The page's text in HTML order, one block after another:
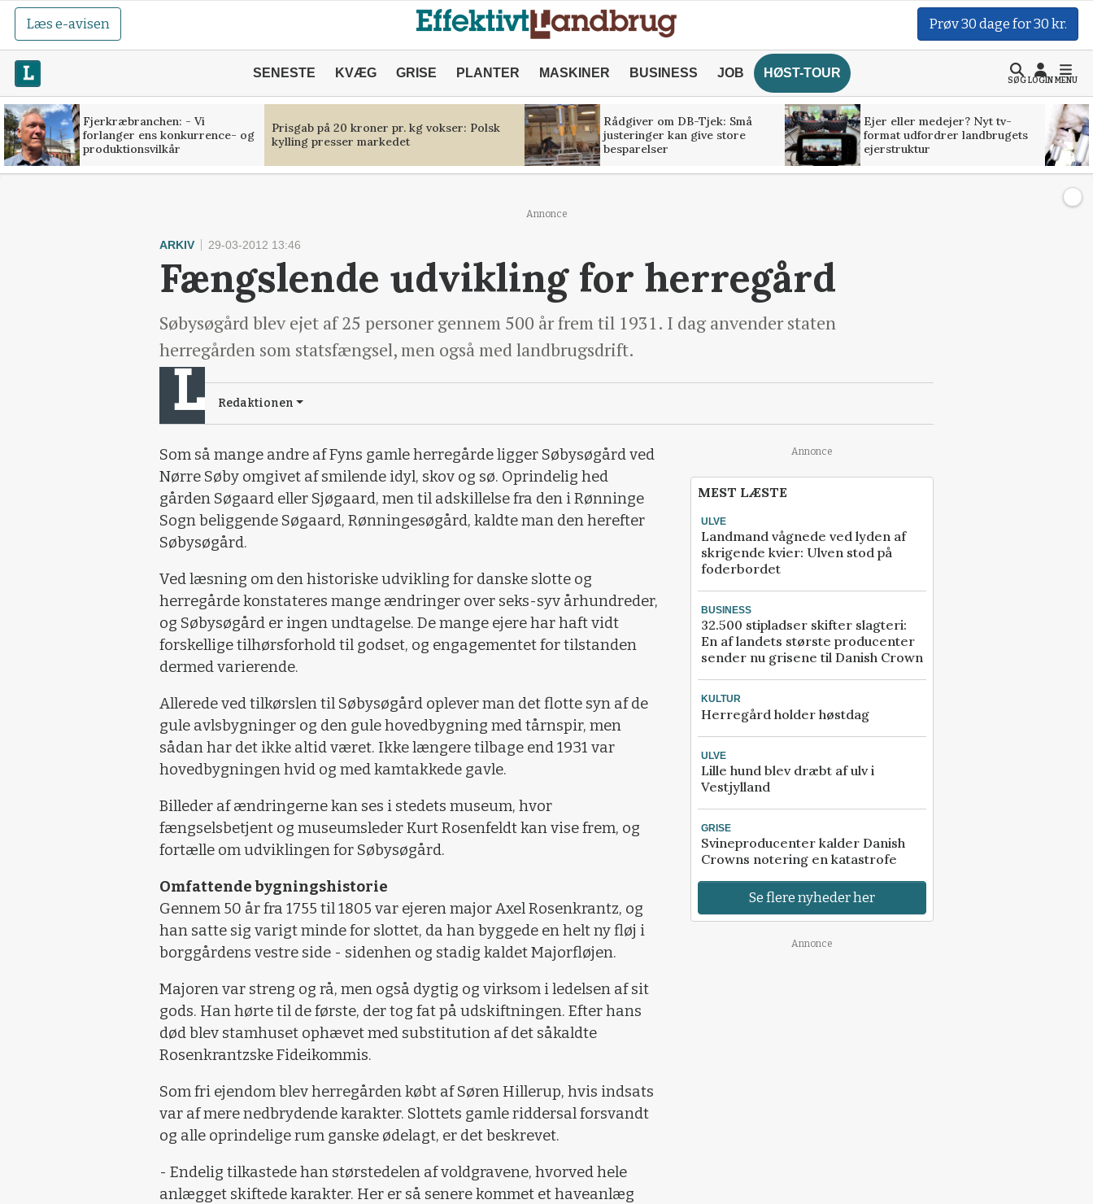
Læs e-avisen Prøv 30 dage for 30 kr.
SENESTE KVÆG GRISE PLANTER MASKINER BUSINESS JOB HØST-TOUR
SØGLOGINMENU
Fjerkræbranchen: - Vi
forlanger ens konkurrence- og
produktionsvilkår
Prisgab på 20 kroner pr. kg vokser: Polsk
kylling presser markedet
Rådgiver om DB-Tjek: Små
justeringer kan give store
besparelser
Ejer eller medejer? Nyt tv-
format udfordrer landbrugets
ejerstruktur
Annonce
ARKIV 29-03-2012 13:46
Fængslende udvikling for herregård
Søbysøgård blev ejet af 25 personer gennem 500 år frem til 1931. I dag anvender staten
herregården som statsfængsel, men også med landbrugsdrift.
Redaktionen
Som så mange andre af Fyns gamle herregårde ligger Søbysøgård ved
Nørre Søby omgivet af smilende idyl, skov og sø. Oprindelig hed
gården Søgaard eller Sjøgaard, men til adskillelse fra den i Rønninge
Sogn beliggende Søgaard, Rønningesøgård, kaldte man den herefter
Søbysøgård.
Ved læsning om den historiske udvikling for danske slotte og
herregårde konstateres mange ændringer over seks-syv århundreder,
og Søbysøgård er ingen undtagelse. De mange ejere har haft vidt
forskellige tilhørsforhold til godset, og engagementet for tilstanden
dermed varierende.
Allerede ved tilkørslen til Søbysøgård oplever man det flotte syn af de
gule avlsbygninger og den gule hovedbygning med tårnspir, men
sådan har det ikke altid været. Ikke længere tilbage end 1931 var
hovedbygningen hvid og med kamtakkede gavle.
Billeder af ændringerne kan ses i stedets museum, hvor
fængselsbetjent og museumsleder Kurt Rosenfeldt kan vise frem, og
fortælle om udviklingen for Søbysøgård.
Omfattende bygningshistorie
Gennem 50 år fra 1755 til 1805 var ejeren major Axel Rosenkrantz, og
han satte sig varigt minde for slottet, da han byggede en helt ny fløj i
borggårdens vestre side - sidenhen og stadig kaldet Majorfløjen.
Majoren var streng og rå, men også dygtig og virksom i ledelsen af sit
gods. Han hørte til de første, der tog fat på udskiftningen. Efter hans
død blev stamhuset ophævet med substitution af det såkaldte
Rosenkrantzske Fideikommis.
Som fri ejendom blev herregården købt af Søren Hillerup, hvis indsats
var af mere nedbrydende karakter. Slottets gamle riddersal forsvandt
og alle oprindelige rum ganske ødelagt, er det beskrevet.
- Endelig tilkastede han størstedelen af voldgravene, hvorved hele
anlægget skiftede karakter. Her er så senere kommet et haveanlæg
Annonce
MEST LÆSTE
ULVE
Landmand vågnede ved lyden af
skrigende kvier: Ulven stod på
foderbordet
BUSINESS
32.500 stipladser skifter slagteri:
En af landets største producenter
sender nu grisene til Danish Crown
KULTUR
Herregård holder høstdag
ULVE
Lille hund blev dræbt af ulv i
Vestjylland
GRISE
Svineproducenter kalder Danish
Crowns notering en katastrofe
Se flere nyheder her
Annonce